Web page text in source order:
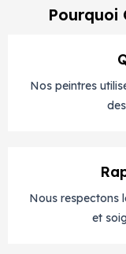
Pourquoi
Nos peintres
Nous respectons
et